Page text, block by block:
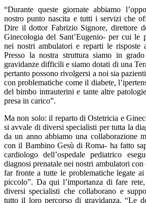
“Durante queste giornate abbiamo
nostro punto nascita e tutti i servizi che
Dire il dottor Fabrizio Signore, direttore
Ginecologia del Sant’Eugenio- per cui le
nei nostri ambulatori e reparti le risposte
Presso la nostra struttura siamo in
gravidanze difficili e siamo dotati di una
pertanto possono rivolgersi a noi sia
con problematiche come il diabete,
del bimbo intrauterini e tante altre
presa in carico”.
Ma non solo: il reparto di Ostetricia e
si avvale di diversi specialisti per tutta la
da un anno abbiamo una collaborazione
con il Bambino Gesù di Roma- ha fatto
cardiologo dell’ospedale pediatrico
diagnosi prenatale nei nostri ambulatori con
far fronte a tutte le problematiche legate
piccolo”. Da qui l’importanza di fare
diversi specialisti che collaborano e
tutto il loro percorso di gravidanza. “Le